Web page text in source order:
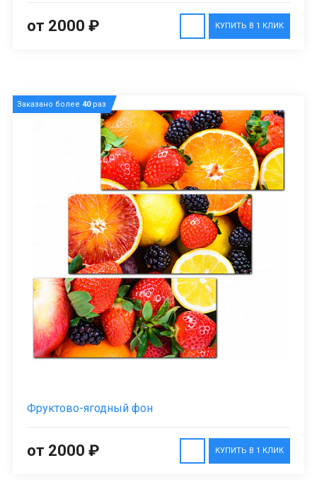
КУПИТЬ В 1 КЛИК
от 2000 ₽
Заказано более 40раз
Фруктово-ягодный фон
КУПИТЬ В 1 КЛИК
от 2000 ₽